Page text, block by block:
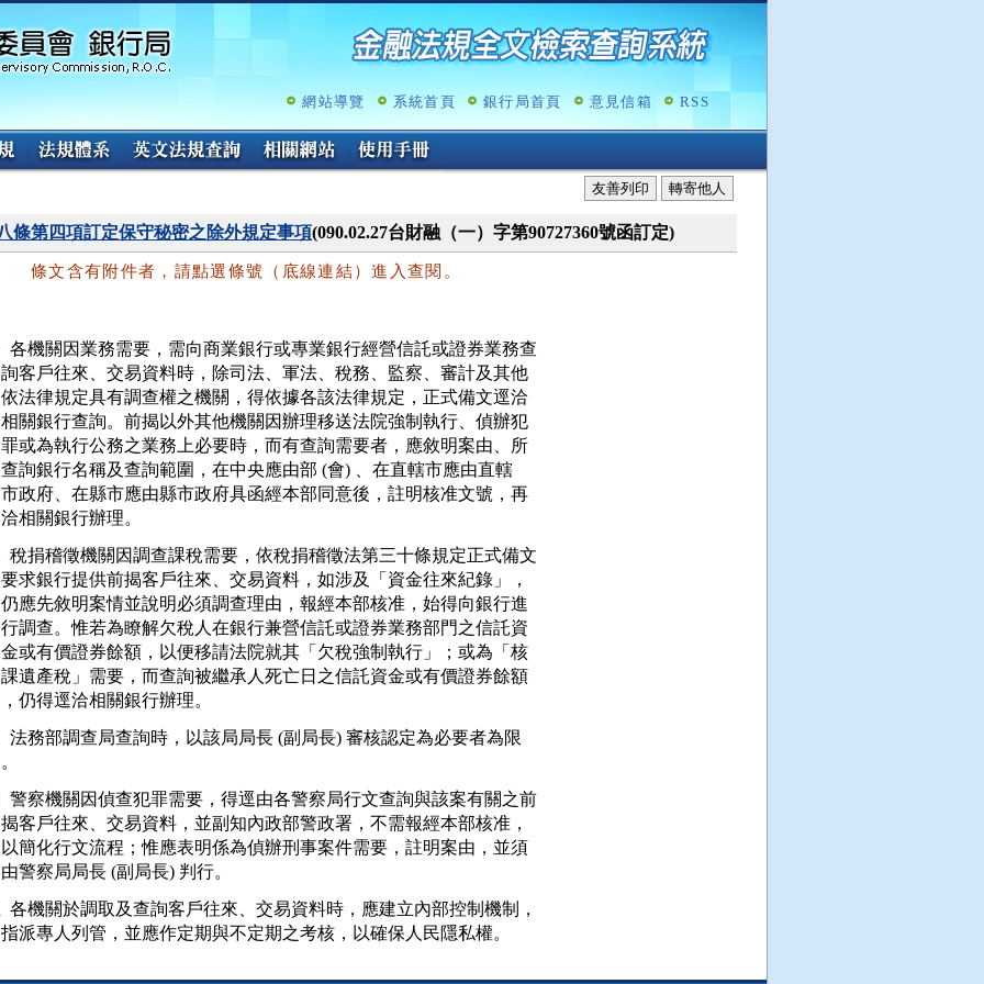
跳
容
網站導覽 系統首頁 銀行局首頁 意見信箱 RSS
友善列印 轉寄他人
條第四項訂定保守秘密之除外規定事項(090.02.27台財融（一）字第90727360號函訂定)
條文含有附件者，請點選條號（底線連結）進入查閱。
各機關因業務需要，需向商業銀行或專業銀行經營信託或證券業務查
詢客戶往來、交易資料時，除司法、軍法、稅務、監察、審計及其他
依法律規定具有調查權之機關，得依據各該法律規定，正式備文逕洽
相關銀行查詢。前揭以外其他機關因辦理移送法院強制執行、偵辦犯
罪或為執行公務之業務上必要時，而有查詢需要者，應敘明案由、所
查詢銀行名稱及查詢範圍，在中央應由部 (會) 、在直轄市應由直轄
市政府、在縣市應由縣市政府具函經本部同意後，註明核准文號，再
稅捐稽徵機關因調查課稅需要，依稅捐稽徵法第三十條規定正式備文
要求銀行提供前揭客戶往來、交易資料，如涉及「資金往來紀錄」，
仍應先敘明案情並說明必須調查理由，報經本部核准，始得向銀行進
行調查。惟若為瞭解欠稅人在銀行兼營信託或證券業務部門之信託資
金或有價證券餘額，以便移請法院就其「欠稅強制執行」；或為「核
課遺產稅」需要，而查詢被繼承人死亡日之信託資金或有價證券餘額
法務部調查局查詢時，以該局局長 (副局長) 審核認定為必要者為限
警察機關因偵查犯罪需要，得逕由各警察局行文查詢與該案有關之前
揭客戶往來、交易資料，並副知內政部警政署，不需報經本部核准，
以簡化行文流程；惟應表明係為偵辦刑事案件需要，註明案由，並須
各機關於調取及查詢客戶往來、交易資料時，應建立內部控制機制，